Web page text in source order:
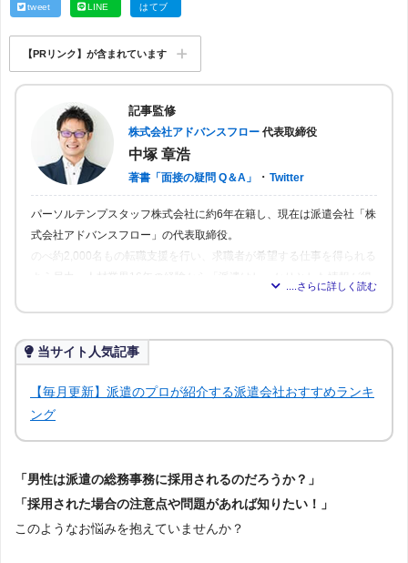
tweet LINE はてブ
【PRリンク】が含まれています
記事監修
株式会社アドバンスフロー 代表取締役
中塚 章浩
著書「面接の疑問 Q＆A」 ・ Twitter
パーソルテンプスタッフ株式会社に約6年在籍し、現在は派遣会社「株
式会社アドバンスフロー」の代表取締役。
のべ約2,000名もの転職支援を行い、求職者が希望する仕事を得られる
当サイト人気記事
【毎月更新】派遣のプロが紹介する派遣会社おすすめランキ
ング
「男性は派遣の総務事務に採用されるのだろうか？」
「採用された場合の注意点や問題があれば知りたい！」
このようなお悩みを抱えていませんか？